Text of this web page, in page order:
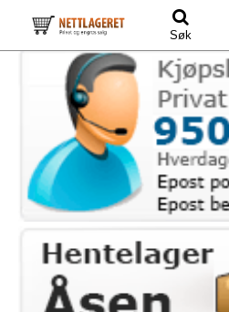
Søk